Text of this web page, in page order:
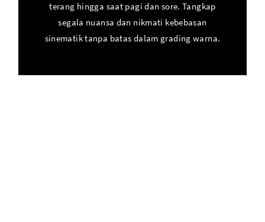
terang hingga saat pagi dan sore. Tangkap
segala nuansa dan nikmati kebebasan
sinematik tanpa batas dalam grading warna.